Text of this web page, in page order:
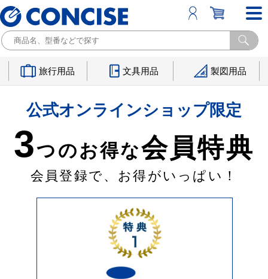
旅行用品 文具用品 製図用品
公式オンラインショップ限定
3つのお得な会員特典
会員登録で、お得がいっぱい！